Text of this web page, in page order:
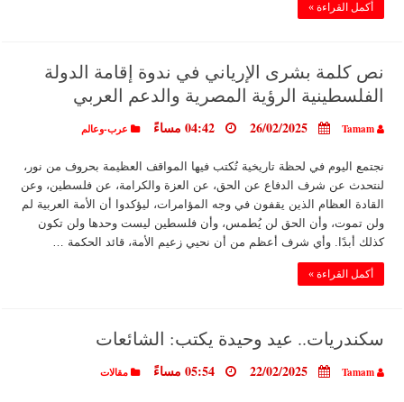
أكمل القراءة »
نص كلمة بشرى الإرياني في ندوة إقامة الدولة
الفلسطينية الرؤية المصرية والدعم العربي
Tamam
26/02/2025 04:42 مساءً عرب-وعالم
نجتمع اليوم في لحظة تاريخية تُكتب فيها المواقف العظيمة بحروف من نور،
لنتحدث عن شرف الدفاع عن الحق، عن العزة والكرامة، عن فلسطين، وعن
القادة العظام الذين يقفون في وجه المؤامرات، ليؤكدوا أن الأمة العربية لم
ولن تموت، وأن الحق لن يُطمس، وأن فلسطين ليست وحدها ولن تكون
كذلك أبدًا. وأي شرف أعظم من أن نحيي زعيم الأمة، قائد الحكمة …
أكمل القراءة »
سكندريات.. عيد وحيدة يكتب: الشائعات
Tamam
22/02/2025 05:54 مساءً مقالات